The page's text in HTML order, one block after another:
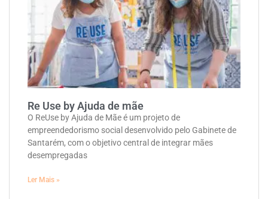
Re Use by Ajuda de mãe
O ReUse by Ajuda de Mãe é um projeto de
empreendedorismo social desenvolvido pelo Gabinete de
Santarém, com o objetivo central de integrar mães
desempregadas
Ler Mais »